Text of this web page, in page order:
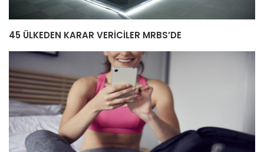
45 ÜLKEDEN KARAR VERİCİLER MRBS’DE